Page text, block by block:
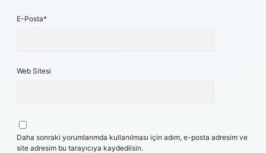
E-Posta*
Web Sitesi
Daha sonraki yorumlarımda kullanılması için adım, e-posta adresim ve
site adresim bu tarayıcıya kaydedilsin.